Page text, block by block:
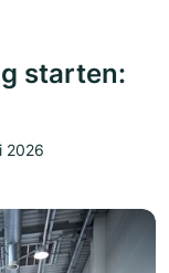
starten:
2026